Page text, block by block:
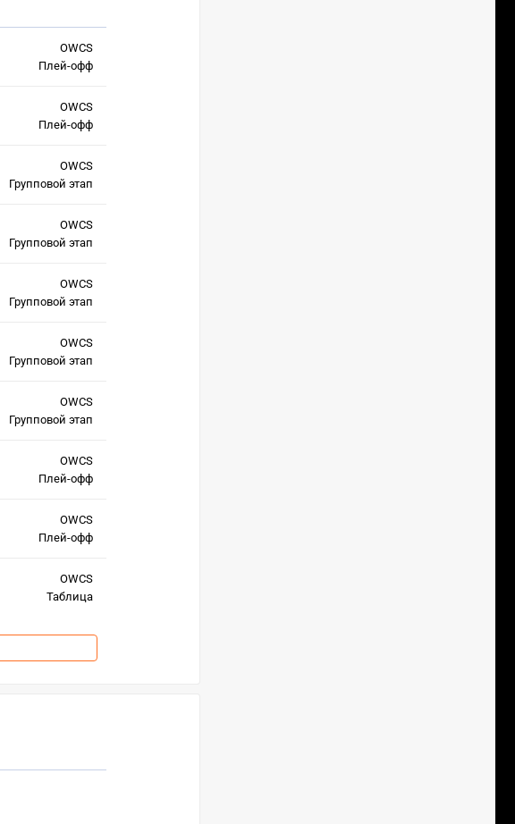
OWCS
Плей-офф
OWCS
Плей-офф
OWCS
Групповой этап
OWCS
Групповой этап
OWCS
Групповой этап
OWCS
Групповой этап
OWCS
Групповой этап
OWCS
Плей-офф
OWCS
Плей-офф
OWCS
Таблица